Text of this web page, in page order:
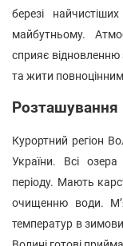
березі
майбутньому.
сприяє
та жити
Розташування
Курортний регіон
України. Всі
періоду. Мають
очищенню води.
температур в